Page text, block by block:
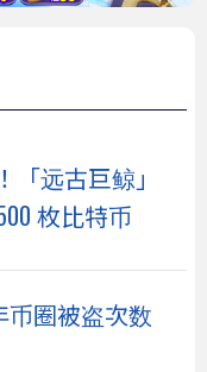
「远古巨鲸」
枚比特币
币圈被盗次数